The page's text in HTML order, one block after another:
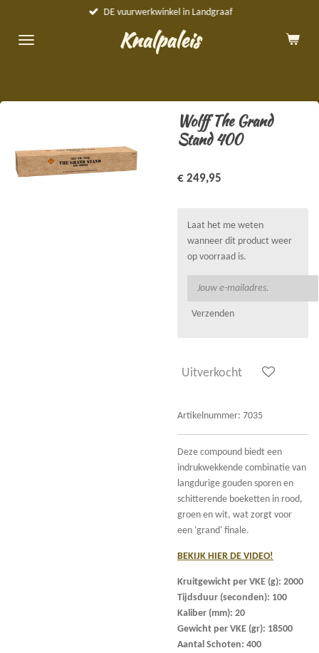
naar
Knalpaleis
DE vuurwerkwinkel in Landgraaf
Wolff The Grand
Stand 400
€ 249,95
Laat het me weten
wanneer dit product weer
op voorraad is.
Verzenden
Uitverkocht
Artikelnummer: 7035
Deze compound biedt een
indrukwekkende combinatie van
langdurige gouden sporen en
schitterende boeketten in rood,
groen en wit, wat zorgt voor
een 'grand' finale.
BEKIJK HIER DE VIDEO!
Kruitgewicht per VKE (g): 2000
Tijdsduur (seconden): 100
Kaliber (mm): 20
Gewicht per VKE (gr): 18500
Aantal Schoten: 400